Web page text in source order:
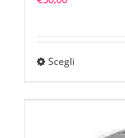
Scegli